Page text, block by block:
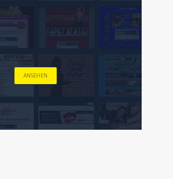
ANSEHEN